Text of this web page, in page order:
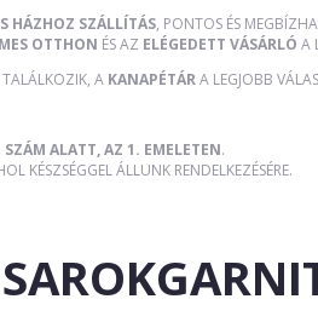
HÁZHOZ SZÁLLÍTÁS, PONTOS ÉS
OTTHON ÉS AZ ELÉGEDETT VÁSÁRLÓ A
A KANAPÉTÁRA LEGJOBB
ALATT, AZ 1. EMELETEN.
KÉSZSÉGGEL ÁLLUNK RENDELKEZÉSÉRE.